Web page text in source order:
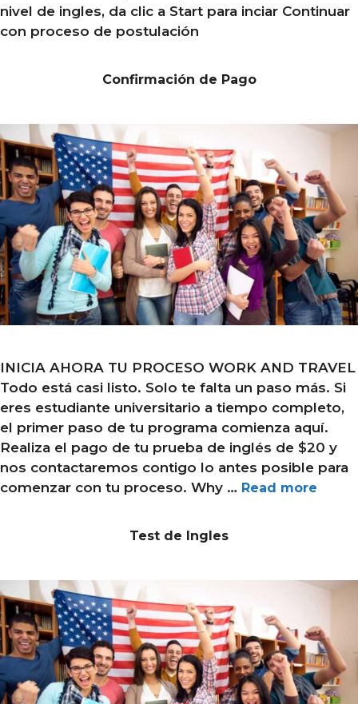
nivel de ingles, da clic a Start para inciar Continuar
con proceso de postulación
Confirmación de Pago
INICIA AHORA TU PROCESO WORK AND TRAVEL
Todo está casi listo. Solo te falta un paso más. Si
eres estudiante universitario a tiempo completo,
el primer paso de tu programa comienza aquí.
Realiza el pago de tu prueba de inglés de $20 y
nos contactaremos contigo lo antes posible para
comenzar con tu proceso. Why … Read more
Test de Ingles